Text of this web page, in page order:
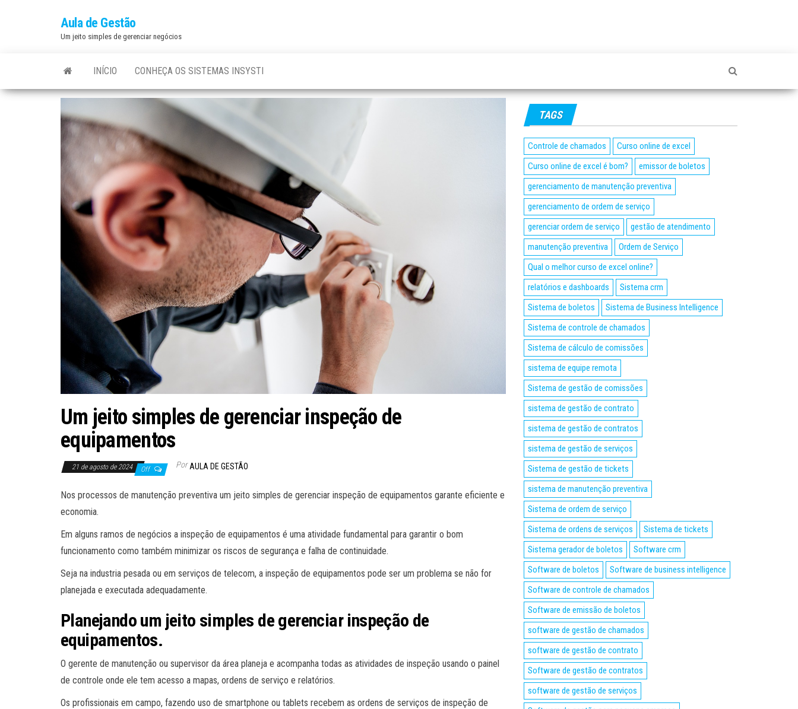
Aula de Gestão
Um jeito simples de gerenciar negócios
INÍCIO CONHEÇA OS SISTEMAS INSYSTI
Um jeito simples de gerenciar inspeção de
equipamentos
21 de agosto de 2024 Off Por AULA DE GESTÃO
Nos processos de manutenção preventiva um jeito simples de gerenciar inspeção de equipamentos garante eficiente e
economia.
Em alguns ramos de negócios a inspeção de equipamentos é uma atividade fundamental para garantir o bom
funcionamento como também minimizar os riscos de segurança e falha de continuidade.
Seja na industria pesada ou em serviços de telecom, a inspeção de equipamentos pode ser um problema se não for
planejada e executada adequadamente.
Planejando um jeito simples de gerenciar inspeção de
equipamentos.
O gerente de manutenção ou supervisor da área planeja e acompanha todas as atividades de inspeção usando o painel
de controle onde ele tem acesso a mapas, ordens de serviço e relatórios.
Os profissionais em campo, fazendo uso de smartphone ou tablets recebem as ordens de serviços de inspeção de
TAGS
Controle de chamados
Curso online de excel
Curso online de excel é bom?
emissor de boletos
gerenciamento de manutenção preventiva
gerenciamento de ordem de serviço
gerenciar ordem de serviço
gestão de atendimento
manutenção preventiva
Ordem de Serviço
Qual o melhor curso de excel online?
relatórios e dashboards
Sistema crm
Sistema de boletos
Sistema de Business Intelligence
Sistema de controle de chamados
Sistema de cálculo de comissões
sistema de equipe remota
Sistema de gestão de comissões
sistema de gestão de contrato
sistema de gestão de contratos
sistema de gestão de serviços
Sistema de gestão de tickets
sistema de manutenção preventiva
Sistema de ordem de serviço
Sistema de ordens de serviços
Sistema de tickets
Sistema gerador de boletos
Software crm
Software de boletos
Software de business intelligence
Software de controle de chamados
Software de emissão de boletos
software de gestão de chamados
software de gestão de contrato
Software de gestão de contratos
software de gestão de serviços